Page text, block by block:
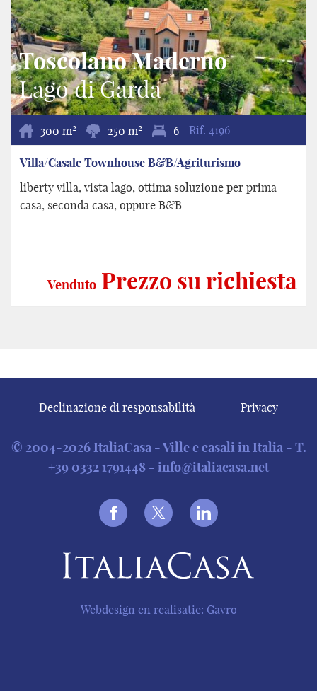
Toscolano Maderno
Lago di Garda
300 m2 250 m2 6 Rif. 4196
Villa/Casale Townhouse B&B/Agriturismo
liberty villa, vista lago, ottima soluzione per prima
casa, seconda casa, oppure B&B
Venduto Prezzo su richiesta
Declinazione di responsabilità Privacy
© 2004-2026 ItaliaCasa - Ville e casali in Italia - T.
+39 0332 1791448 - info@italiacasa.net
Webdesign en realisatie: Gavro